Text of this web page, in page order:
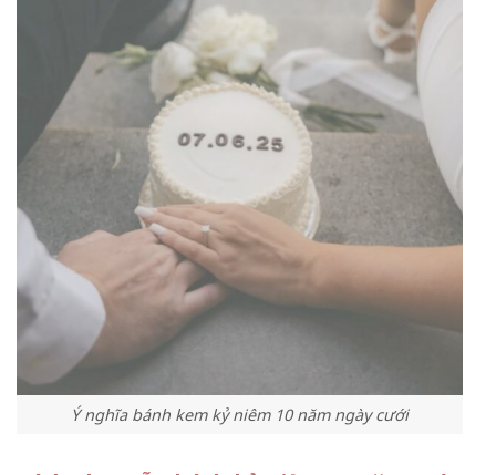
Ý nghĩa bánh kem kỷ niêm 10 năm ngày cưới